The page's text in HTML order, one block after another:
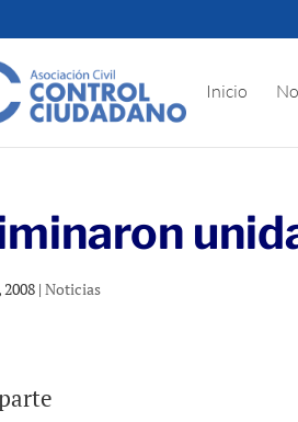
Inicio
|Noticias